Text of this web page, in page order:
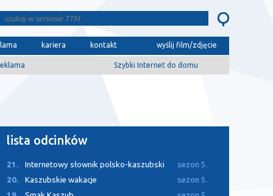
kariera kontakt wyślij film/zdjęcie
Szybki Internet do domu
lista odcinków
21. Internetowy słownik polsko-kaszubski
sezon 5.
20.
Kaszubskie wakacje
sezon 5.